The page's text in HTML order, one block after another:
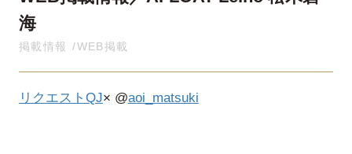
海
掲載情報 WEB掲載
リクエストQJ× @aoi_matsuki